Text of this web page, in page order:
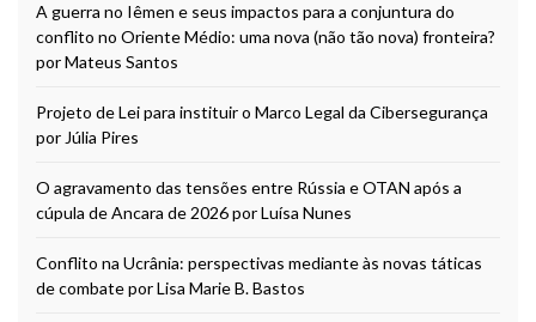
A guerra no Iêmen e seus impactos para a conjuntura do
conflito no Oriente Médio: uma nova (não tão nova) fronteira?
por Mateus Santos
Projeto de Lei para instituir o Marco Legal da Cibersegurança
por Júlia Pires
O agravamento das tensões entre Rússia e OTAN após a
cúpula de Ancara de 2026 por Luísa Nunes
Conflito na Ucrânia: perspectivas mediante às novas táticas
de combate por Lisa Marie B. Bastos